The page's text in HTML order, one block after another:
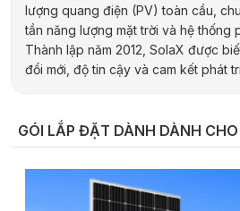
lượng quang điện (PV) toàn cầu,
tần năng lượng mặt trời và hệ thống
Thành lập năm 2012, SolaX được
đổi mới, độ tin cậy và cam kết phát
công nghiệp và quy mô tiện ích, bao
tần hybrid, biến tần chuỗi và pin lưu
GÓI LẮP ĐẶT DÀNH DÀNH